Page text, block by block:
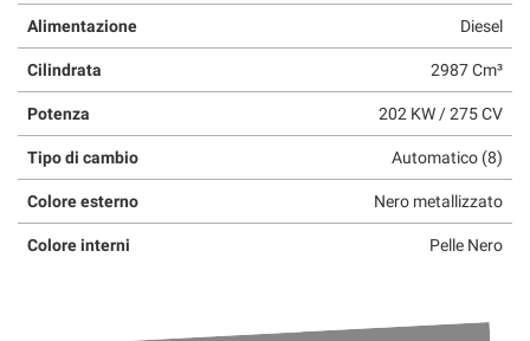
Alimentazione Diesel
Cilindrata 2987 Cm³
Potenza 202 KW / 275 CV
Tipo di cambio Automatico (8)
Colore esterno Nero metallizzato
Colore interni Pelle Nero